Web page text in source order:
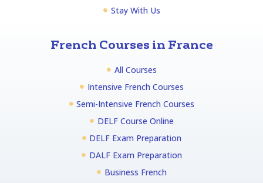
French Courses in France
All Courses
Intensive French Courses
Semi-Intensive French Courses
DELF Course Online
DELF Exam Preparation
DALF Exam Preparation
Business French
Stay With Us